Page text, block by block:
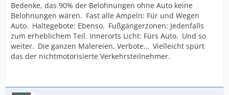
Bedenke, das 90% der Belohnungen ohne Auto keine
Belohnungen wären. Fast alle Ampeln: Für und Wegen
Auto. Haltegebote: Ebenso. Fußgängerzonen: Jedenfalls
zum erheblichem Teil. Innerorts Licht: Fürs Auto. Und so
weiter. Die ganzen Malereien, Verbote… Vielleicht spürt
das der nichtmotorisierte Verkehrsteilnehmer.